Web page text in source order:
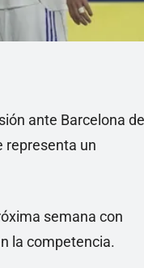
ante Barcelona de
representa un
semana con
la competencia.